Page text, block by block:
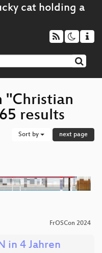
"Christian
results
Sort by next page
FrOSCon 2024
in 4 Jahren